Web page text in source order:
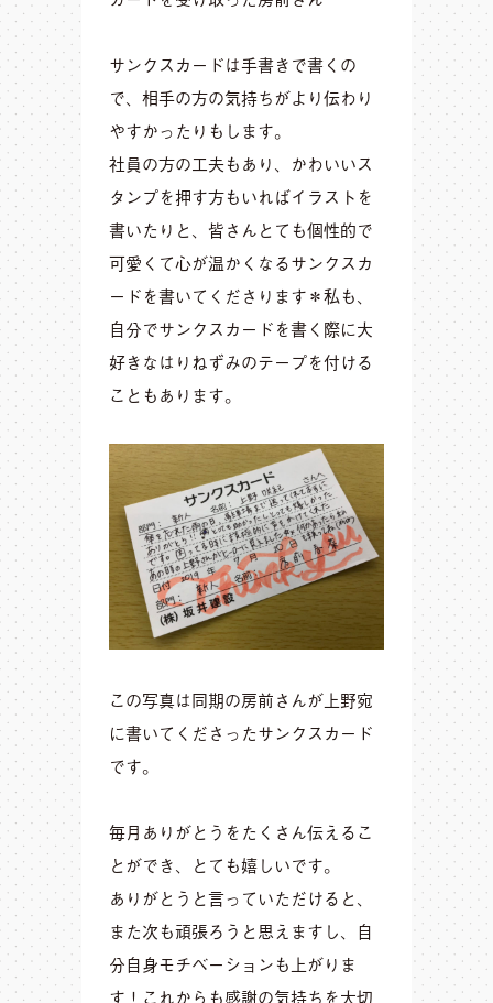
サンクスカードは手書きで書くの
で、相手の方の気持ちがより伝わり
やすかったりもします。
社員の方の工夫もあり、かわいいス
タンプを押す方もいればイラストを
書いたりと、皆さんとても個性的で
可愛くて心が温かくなるサンクスカ
ードを書いてくださります＊私も、
自分でサンクスカードを書く際に大
好きなはりねずみのテープを付ける
こともあります。
この写真は同期の房前さんが上野宛
に書いてくださったサンクスカード
です。
毎月ありがとうをたくさん伝えるこ
とができ、とても嬉しいです。
ありがとうと言っていただけると、
また次も頑張ろうと思えますし、自
分自身モチベーションも上がりま
す！これからも感謝の気持ちを大切